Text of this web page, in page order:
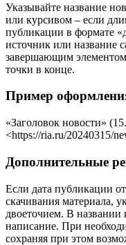
Указывайте название
или курсивом – если
публикации в формате
источник или название
завершающим элементом
точки в конце.
Пример
«Заголовок новости»
<https://ria.ru/20240315/
Дополнительные
Если дата публикации
скачивания материала,
двоеточием. В названии
написание. При
сохраняя при этом